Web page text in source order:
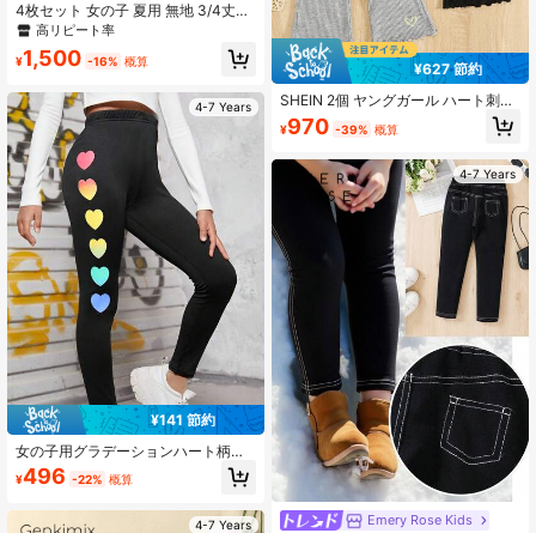
4枚セット 女の子 夏用 無地 3/4丈レ
ギンス - ソフト、伸縮性、通気性の
エストゴム入り、猫&リボン柄、カジ
しています
高リピート率
¥1,500 -16% 概算
4-7 Years
¥141 節約
女の子用グラデーションハート柄レ
ギンス、スリムフィット、快適、ス
リムフィット、クロップドパンツ、
¥496 -22% 概算
4-7 Years
¥627 節約
SHEIN 2個 ヤングガール ハート刺繡
レタストリム フレアレッグパンツ
¥970 -39% 概算
4-7 Years
Emery Rose Kids